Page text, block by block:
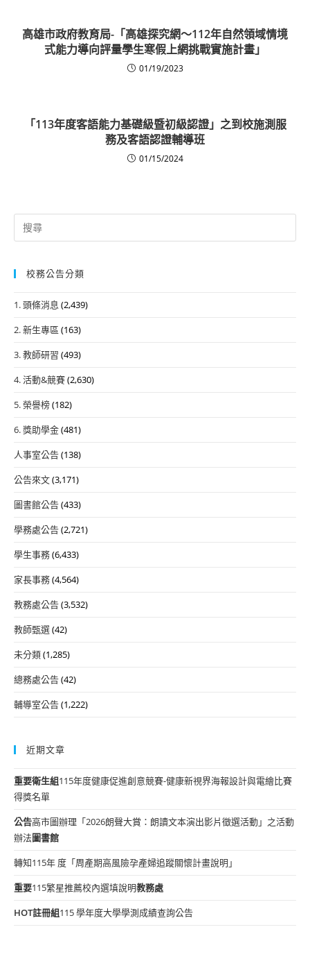
高雄市政府教育局-「高雄探究網～112年自然領域情境
式能力導向評量學生寒假上網挑戰實施計畫」
01/19/2023
「113年度客語能力基礎級暨初級認證」之到校施測服
務及客語認證輔導班
01/15/2024
Search
for:
校務公告分類
1. 頭條消息 (2,439)
2. 新生專區 (163)
3. 教師研習 (493)
4. 活動&競賽(2,630)
5. 榮譽榜(182)
6. 獎助學金(481)
人事室公告(138)
公告來文(3,171)
圖書館公告(433)
學務處公告(2,721)
學生事務(6,433)
家長事務(4,564)
教務處公告(3,532)
教師甄選(42)
未分類(1,285)
總務處公告(42)
輔導室公告(1,222)
近期文章
重要衛生組115年度健康促進創意競賽-健康新視界海報設計與電繪比賽
得獎名單
公告高市圖辦理「2026朗聲大賞：朗讀文本演出影片徵選活動」之活動
辦法圖書館
轉知115年 度「周產期高風險孕產婦追蹤關懷計畫說明」
重要115繁星推薦校內選填說明教務處
HOT註冊組115 學年度大學學測成績查詢公告